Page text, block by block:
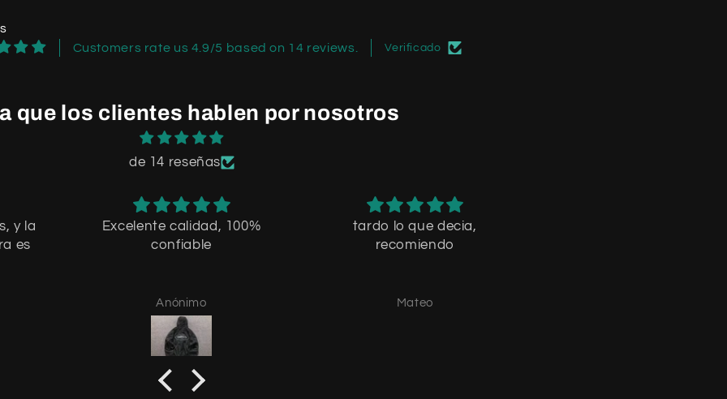
Customers rate us 4.9/5 based on 14 reviews. Verificado
que los clientes hablen por nosotros
de 14 reseñas
y la
es
Excelente calidad, 100%
confiable
Anónimo
tardo lo que decia,
recomiendo
Mateo